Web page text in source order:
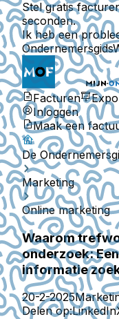
Stel gratis
seconden.
Ik heb een
Ondernemersgids
Facturen
Inloggen
Maak een
De
Marketing
Online marketing
Waarom
onderzoek:
informatie
20-2-2025
Delen op:LinkedIn